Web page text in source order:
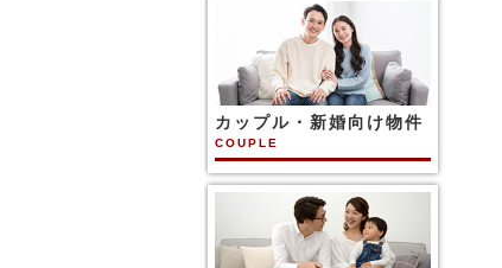
カップル・新婚向け物件
COUPLE